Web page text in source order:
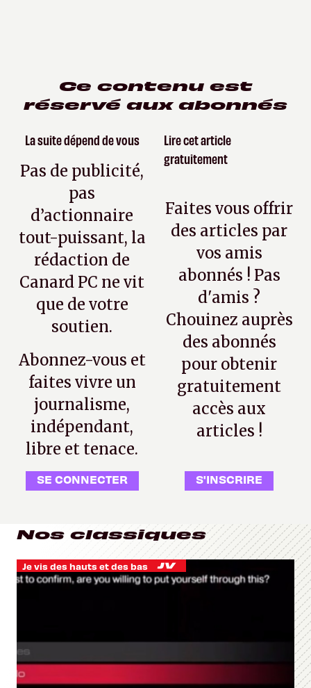
Ce contenu est
réservé aux abonnés
La suite dépend de vous
Pas de publicité,
pas
d’actionnaire
tout-puissant, la
rédaction de
Canard PC ne vit
que de votre
soutien.
Abonnez-vous et
faites vivre un
journalisme,
indépendant,
libre et tenace.
SE CONNECTER
Lire cet article
gratuitement
Faites vous offrir
des articles par
vos amis
abonnés ! Pas
d'amis ?
Chouinez auprès
des abonnés
pour obtenir
gratuitement
accès aux
articles !
S'INSCRIRE
Nos classiques
Je vis des hauts et des bas